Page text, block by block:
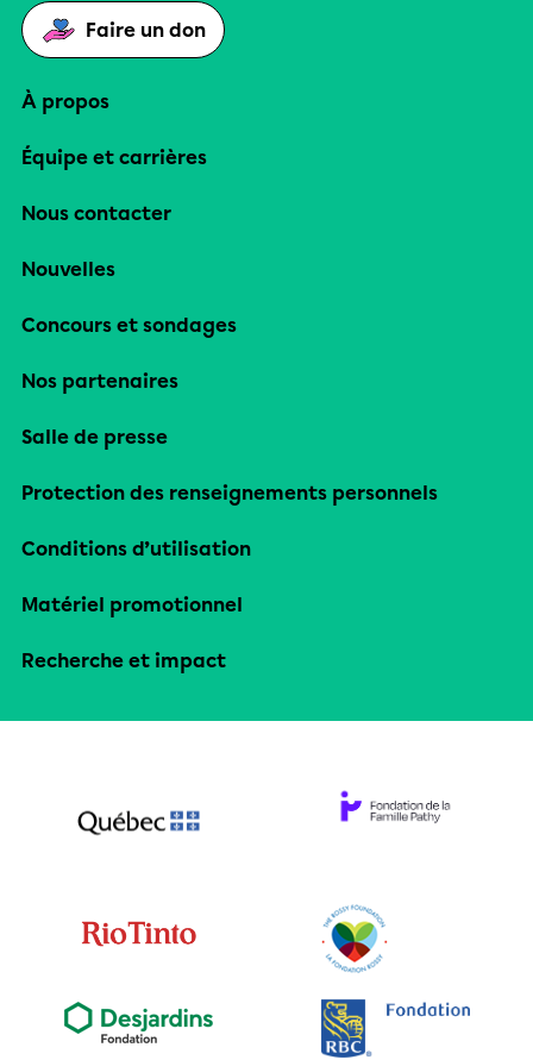
Faire un don
À propos
Équipe et carrières
Nous contacter
Nouvelles
Concours et sondages
Nos partenaires
Salle de presse
Protection des renseignements personnels
Conditions d’utilisation
Matériel promotionnel
Recherche et impact